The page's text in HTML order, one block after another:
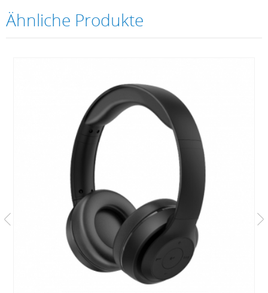
Ähnliche Produkte